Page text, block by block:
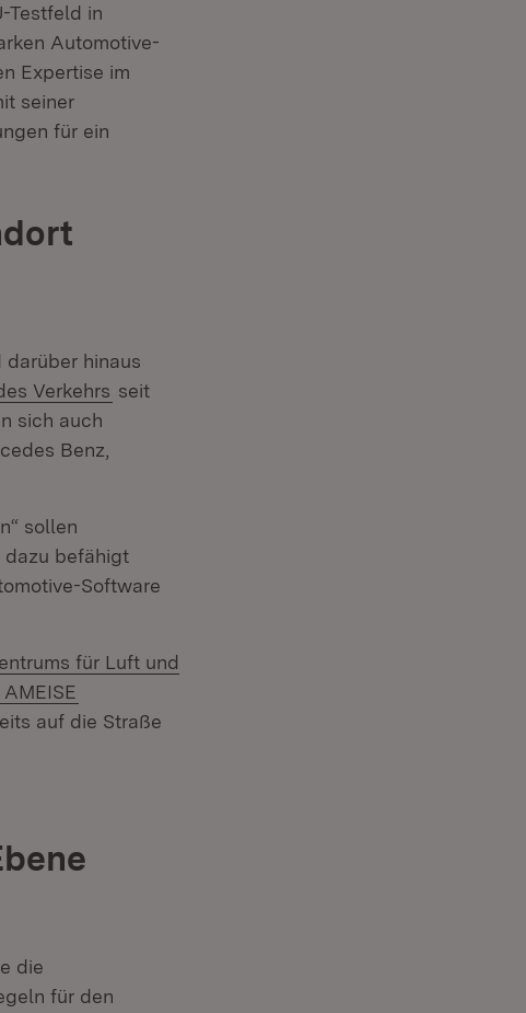
Testfeld in
Automotive-
Expertise im
seiner
für ein
in neuem Fenster)
darüber hinaus
Verkehrs (Öffnet in neuem Fenster)
seit
sich auch
Benz,
sollen
dazu befähigt
Software
für Luft und
Extern:
AMEISE
auf die Straße
die
für den